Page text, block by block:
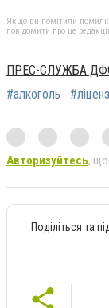
Якщо ви помітили
повідомити про це
ПРЕС-СЛУЖБА
#алкоголь
Авторизуйтесь,
Поділіться та